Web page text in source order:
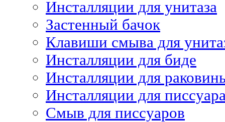
Инсталляции для унитаза
Застенный бачок
Клавиши смыва для
Инсталляции для биде
Инсталляции для
Инсталляции для
Смыв для писсуаров